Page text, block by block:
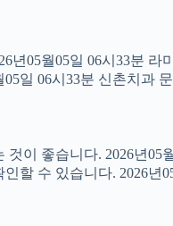
년05월05일 06시33분 라
일 06시33분 신촌치과
이 좋습니다. 2026년05
할 수 있습니다. 2026년